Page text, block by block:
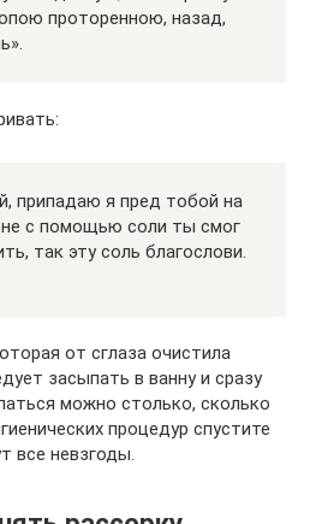
проторенною, назад,
припадаю я пред тобой на
с помощью соли ты смог
так эту соль благослови.
от сглаза очистила
засыпать в ванну и сразу
можно столько, сколько
процедур спустите
все невзгоды.